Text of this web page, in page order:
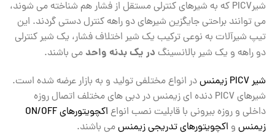
شیرPICV که به شیرهای کنترلی مستقل از فشار هم شناخته می شوند،
می توانند براحتی جایگزین شیرهای دو راهه کنترل دستی گردند. این
تیپ شیرآلات به نوعی ترکیب یک شیر اختلاف فشار، یک شیر کنترلی
دو راهه و یک شیر بالانسینگ در یک بدنه واحد می باشند.
شیر PICV زیمنس
در انواع مختلفی تولید و به بازار عرضه شده است.
شیرهای PICV دنده ای زیمنس در دبی های مختلف اتصال روزه
داخلی و روزه بیرونی با قابلیت نصب انواع
اکچویتورهای ON/OFF
زیمنس و اکچویتورهای تدریجی زیمنسمی باشند.